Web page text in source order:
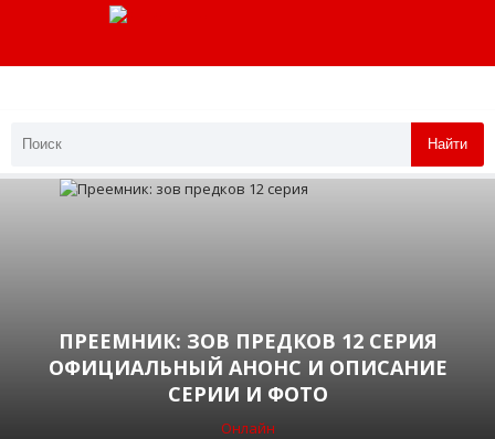
Найти
ПРЕЕМНИК: ЗОВ ПРЕДКОВ 12 СЕРИЯ
ОФИЦИАЛЬНЫЙ АНОНС И ОПИСАНИЕ
СЕРИИ И ФОТО
Онлайн